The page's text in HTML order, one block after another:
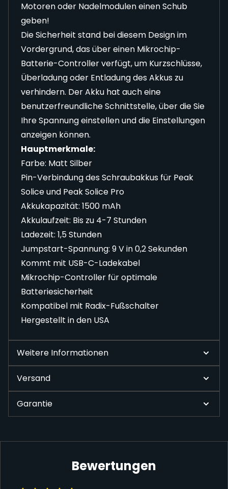
Motoren oder Nadelmodulen einen Schub
geben!
Die Sicherheit stand bei diesem Design im
Vordergrund, das über einen Mikrochip-
Batterie-Controller verfügt, um Kurzschlüsse,
Überladung oder Entladung des Akkus zu
verhindern. Der Akku hat auch eine
benutzerfreundliche Schnittstelle, über die Sie
Ihre Spannung einstellen und die Einstellungen
anzeigen können.
Hauptmerkmale:
Farbe: Matt Silber
Pin-Verbindung des Schraubakkus für Peak
Solice und Peak Solice Pro
Akkukapazität: 1500 mAh
Akkulaufzeit: Bis zu 4-7 Stunden
Ladezeit: 1,5 Stunden
Jumpstart-Spannung: 9 V in 0,2 Sekunden
Kommt mit USB-C-Ladekabel
Mikrochip-Controller für optimale
Batteriesicherheit
Kompatibel mit Radix-Fußschalter
Hergestellt in den USA
Weitere Informationen
Versand
Garantie
Bewertungen